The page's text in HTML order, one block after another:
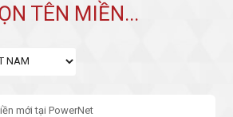
TÊN MIỀN...
mới tại PowerNet